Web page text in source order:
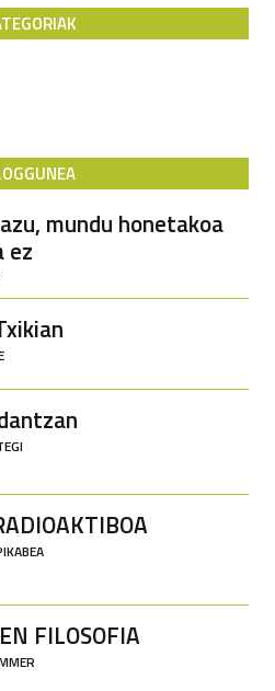
mundu honetakoa
ez
FILOSOFIA